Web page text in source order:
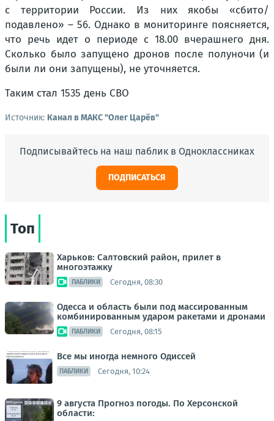
с территории России. Из них якобы «сбито/
подавлено» – 56. Однако в мониторинге поясняется,
что речь идет о периоде с 18.00 вчерашнего дня.
Сколько было запущено дронов после полуночи (и
были ли они запущены), не уточняется.
Таким стал 1535 день СВО
Источник: Канал в МАКС "Олег Царёв"
Подписывайтесь на наш паблик в Одноклассниках
ПОДПИСАТЬСЯ
Топ
Харьков: Салтовский район, прилет в
многоэтажку
ПАБЛИКИ Сегодня, 08:30
Одесса и область были под массированным
комбинированным ударом ракетами и дронами
ПАБЛИКИ Сегодня, 08:15
Все мы иногда немного Одиссей
ПАБЛИКИ Сегодня, 10:24
9 августа Прогноз погоды. По Херсонской
области: